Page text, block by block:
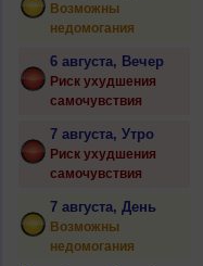
Возможны
недомогания
6 августа, Вечер
Риск ухудшения
самочувствия
7 августа, Утро
Риск ухудшения
самочувствия
7 августа, День
Возможны
недомогания